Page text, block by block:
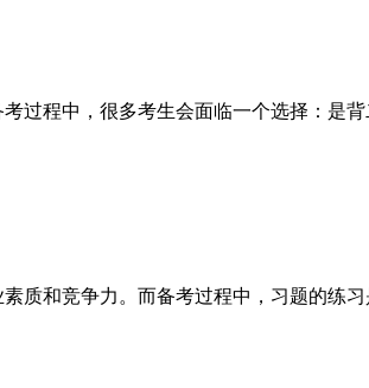
过程中，很多考生会面临一个选择：是
质和竞争力。而备考过程中，习题的练